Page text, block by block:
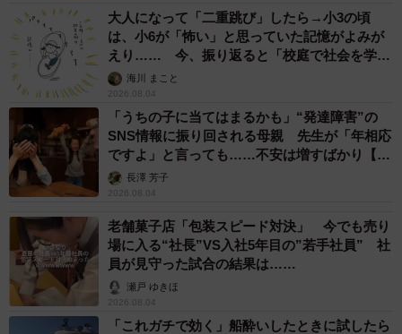
大人になって「二重跳び」したら→小3の頃
は、小6が「怖い」と思っていた記憶がよみが
えり…… 今、振り返ると「校庭で社会を学ん
でいった」【漫画】
海川 まこと
2026.08.04
「うちの子に当てはまるかも」“発達障害”の
SNS情報に振り回される母親 先生が「年相応
ですよ」と言っても……不安は増すばかり【臨
床心理士が解説】
長澤 芳子
2026.08.04
老舗菓子店「包装スピード対決」 今でも売り
場に入る“社長”VS入社5年目の”若手社員” 社
員が見守った試合の結果は……
瀬戸 ゆきほ
2026.08.04
「これガチで効く」船酔いしたときに試したら